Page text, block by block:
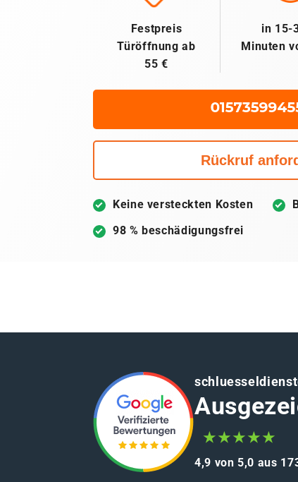
Festpreis
Türöffnung ab
55 €
in 15-
Minuten
Rückruf
Keine versteckten Kosten
98 % beschädigungsfrei
★★★★★
4,9 von 5,0 aus